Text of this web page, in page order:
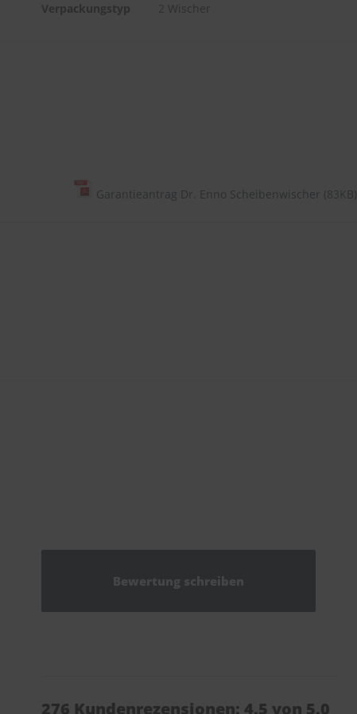
Verpackungstyp
2 Wischer
Garantieantrag Dr. Enno Scheibenwischer (83KB)
Bewertung schreiben
276 Kundenrezensionen: 4.5 von 5.0